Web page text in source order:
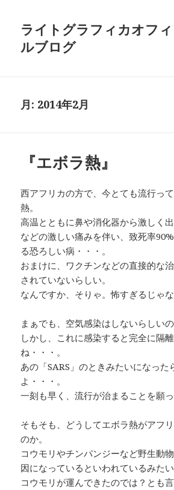
ライトグラフィカオフ
ルブログ
月: 2014年2月
『エボラ熱』
西アフリカの方で、今とても流行っ
熱。
高温とともに鼻や消化器から激しく
などの激しい痛みを伴い、致死率
る恐ろしい病・・・。
おまけに、ワクチンなどの直接的な
されていないらしい。
なんですか、そりゃ。怖すぎるじゃな
まぁでも、空気感染はしないらしいの
しかし、これに感染すると完全に隔
ね・・・。
あの「SARS」のときみたいになった
よ・・・。
一刻も早く、流行が治まることを願っ
そもそも、どうしてエボラ熱がアフ
のか。
コウモリやチンパンジーなど野生動
因になっているといわれているみたい
コウモリが運んできたのでは？とも